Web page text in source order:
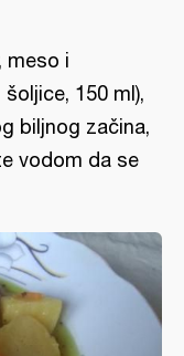
meso i
150 ml),
biljnog začina,
vodom da se